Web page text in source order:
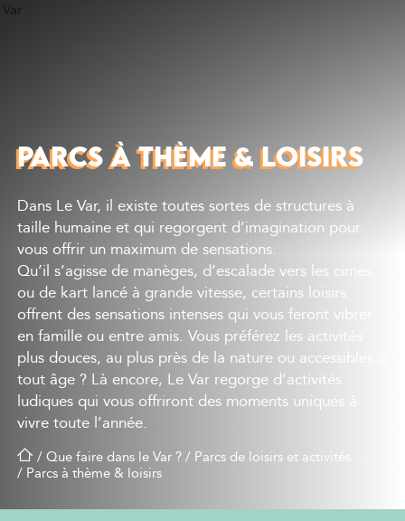
Où dormir
Agenda
Préparer sa visite
PARCS À THÈME & LOISIRS
Dans Le Var, il existe toutes sortes de structures à
taille humaine et qui regorgent d’imagination pour
vous offrir un maximum de sensations.
Qu’il s’agisse de manèges, d’escalade vers les cimes
ou de kart lancé à grande vitesse, certains loisirs
offrent des sensations intenses qui vous feront vibrer
en famille ou entre amis. Vous préférez les activités
plus douces, au plus près de la nature ou accessibles à
tout âge ? Là encore, Le Var regorge d’activités
ludiques qui vous offriront des moments uniques à
vivre toute l’année.
/Que faire dans le Var ?/ Parcs de loisirs et activités
/ Parcs à thème & loisirs